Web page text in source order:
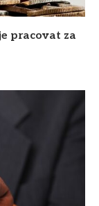
pracovat za